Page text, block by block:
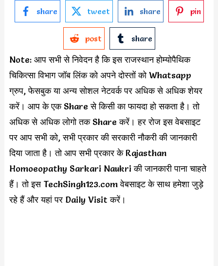
share tweet share pin
post share
Note: आप सभी से निवेदन है कि इस राजस्थान होम्योपैथिक
चिकित्सा विभाग जॉब लिंक को अपने दोस्तों को Whatsapp
ग्रुप, फेसबुक या अन्य सोशल नेटवर्क पर अधिक से अधिक शेयर
करें। आप के एक Share से किसी का फायदा हो सकता है। तो
अधिक से अधिक लोगो तक Share करें। हर रोज इस वेबसाइट
पर आप सभी को, सभी प्रकार की सरकारी नौकरी की जानकारी
दिया जाता है। तो आप सभी प्रकार के Rajasthan
Homoeopathy Sarkari Naukri की जानकारी पाना चाहते
हैं। तो इस TechSingh123.com वेबसाइट के साथ हमेशा जुड़े
रहे हैं और यहां पर Daily Visit करें।